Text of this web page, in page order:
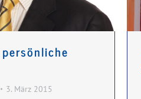
3. März 2015